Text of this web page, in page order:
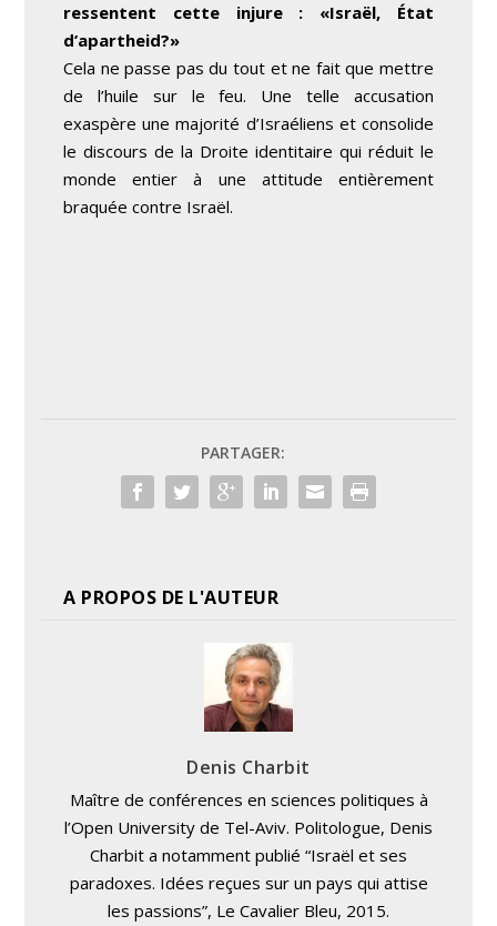
ressentent cette injure : «Israël, État
d’apartheid?»
Cela ne passe pas du tout et ne fait que mettre
de l’huile sur le feu. Une telle accusation
exaspère une majorité d’Israéliens et consolide
le discours de la Droite identitaire qui réduit le
monde entier à une attitude entièrement
braquée contre Israël.
PARTAGER:
A PROPOS DE L'AUTEUR
Denis Charbit
Maître de conférences en sciences politiques à
l’Open University de Tel-Aviv. Politologue, Denis
Charbit a notamment publié “Israël et ses
paradoxes. Idées reçues sur un pays qui attise
les passions”, Le Cavalier Bleu, 2015.